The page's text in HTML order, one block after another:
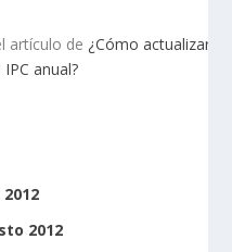
artículo de ¿Cómo actualizar
anual?
2012